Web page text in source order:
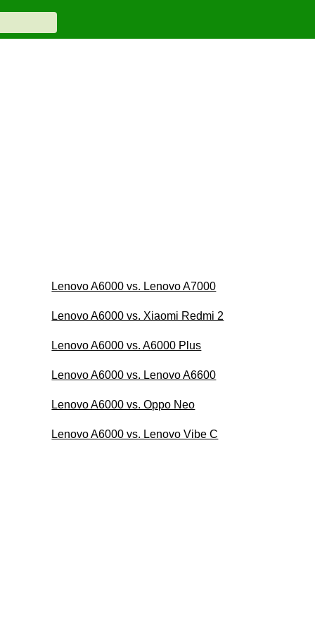
Lenovo A6000 vs. Lenovo A7000
Lenovo A6000 vs. Xiaomi Redmi 2
Lenovo A6000 vs. A6000 Plus
Lenovo A6000 vs. Lenovo A6600
Lenovo A6000 vs. Oppo Neo
Lenovo A6000 vs. Lenovo Vibe C